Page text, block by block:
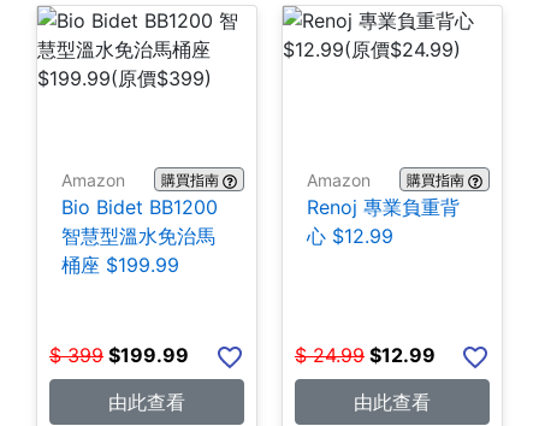
Amazon 購買指南
Bio Bidet BB1200
智慧型溫水免治馬
桶座 $199.99
$ 399 $199.99
由此查看
Amazon 購買指南
Renoj 專業負重背
心 $12.99
$ 24.99 $12.99
由此查看